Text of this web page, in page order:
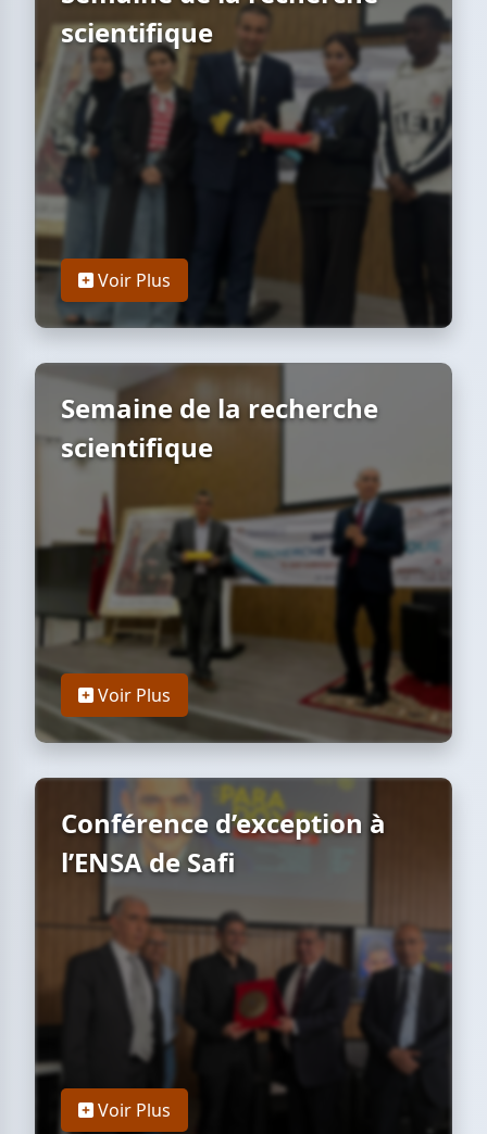
scientifique
Voir Plus
Semaine de la recherche
scientifique
Voir Plus
Conférence d’exception à
l’ENSA de Safi
Voir Plus